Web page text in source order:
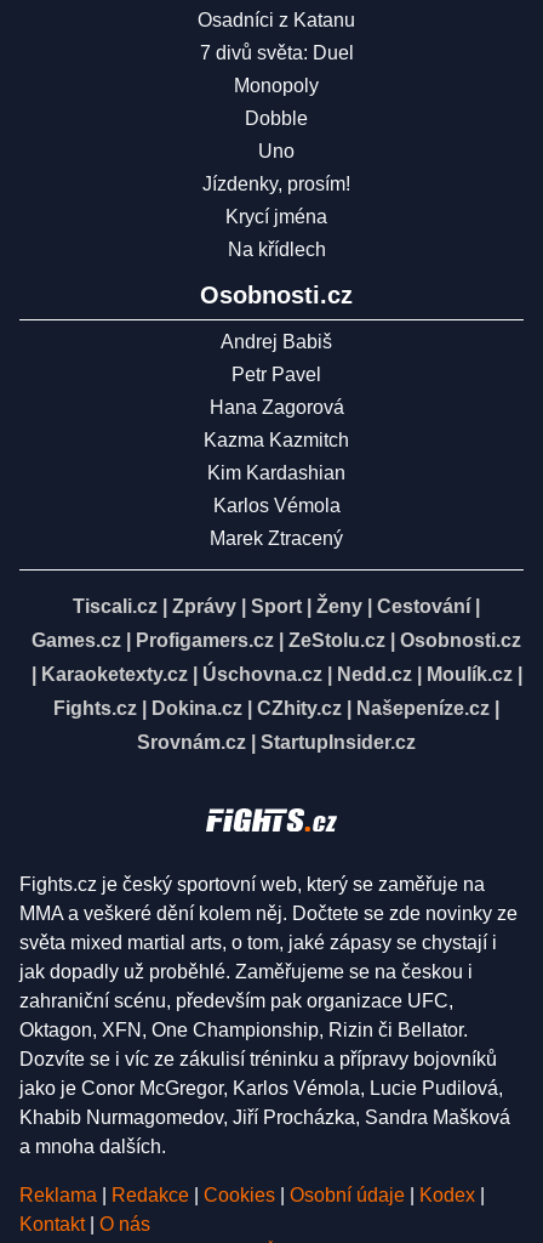
Osadníci z Katanu
7 divů světa: Duel
Monopoly
Dobble
Uno
Jízdenky, prosím!
Krycí jména
Na křídlech
Osobnosti.cz
Andrej Babiš
Petr Pavel
Hana Zagorová
Kazma Kazmitch
Kim Kardashian
Karlos Vémola
Marek Ztracený
Tiscali.cz Zprávy Sport Ženy Cestování
Games.cz
Profigamers.cz ZeStolu.cz
Osobnosti.cz
Karaoketexty.cz| Úschovna.cz| Nedd.cz| Moulík.cz|
Fights.cz
Dokina.cz CZhity.cz Našepeníze.cz
Srovnám.cz
StartupInsider.cz
Fights.cz je český sportovní web, který se zaměřuje na
MMA a veškeré dění kolem něj. Dočtete se zde novinky ze
světa mixed martial arts, o tom, jaké zápasy se chystají i
jak dopadly už proběhlé. Zaměřujeme se na českou i
zahraniční scénu, především pak organizace UFC,
Oktagon, XFN, One Championship, Rizin či Bellator.
Dozvíte se i víc ze zákulisí tréninku a přípravy bojovníků
jako je Conor McGregor, Karlos Vémola, Lucie Pudilová,
Khabib Nurmagomedov, Jiří Procházka, Sandra Mašková
a mnoha dalších.
Reklama Redakce Cookies Osobní údaje Kodex
Kontakt
O nás